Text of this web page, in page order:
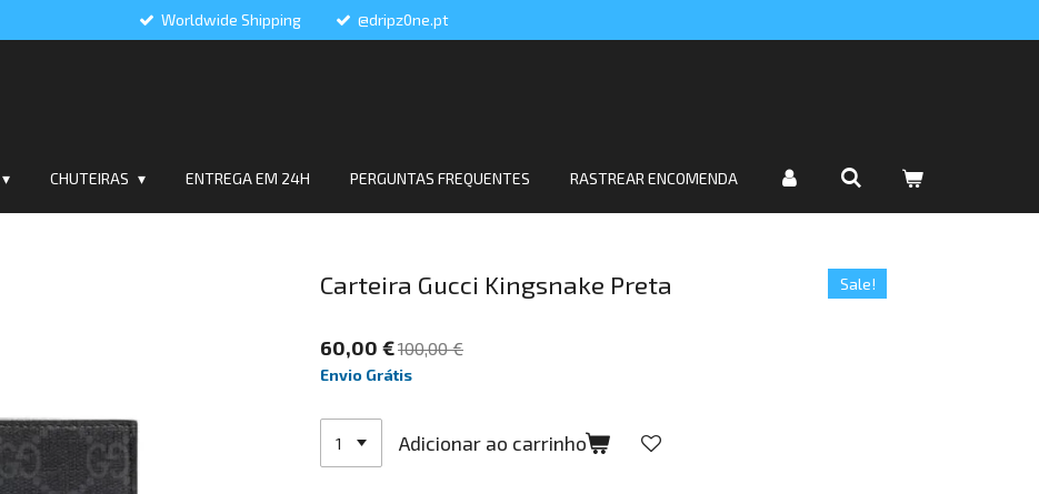
Worldwide Shipping @dripz0ne.pt
CHUTEIRAS ENTREGA EM 24H PERGUNTAS FREQUENTES RASTREAR ENCOMENDA
Carteira Gucci Kingsnake Preta Sale!
60,00 €100,00 €
Envio Grátis
Adicionar ao carrinho